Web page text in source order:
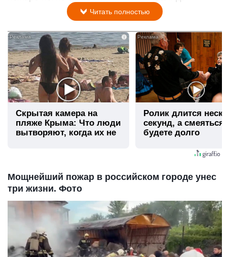
Читать полностью
i
Скрытая камера на
пляже Крыма: Что люди
вытворяют, когда их не
Ролик длится
секунд, а
будете долго
Мощнейший пожар в российском городе унес
три жизни. Фото